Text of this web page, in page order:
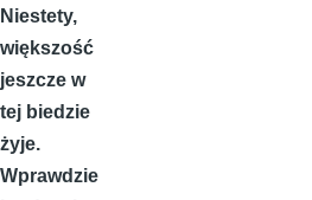
Niestety,
większość
jeszcze w
tej biedzie
żyje.
Wprawdzie